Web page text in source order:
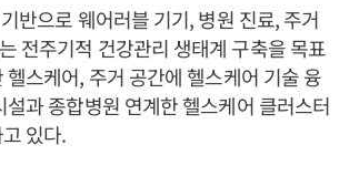
반으로 웨어러블 기기, 병원 진료, 주거
전주기적 건강관리 생태계 구축을 목표
헬스케어, 주거 공간에 헬스케어 기술 융
설과 종합병원 연계한 헬스케어 클러스터
있다.